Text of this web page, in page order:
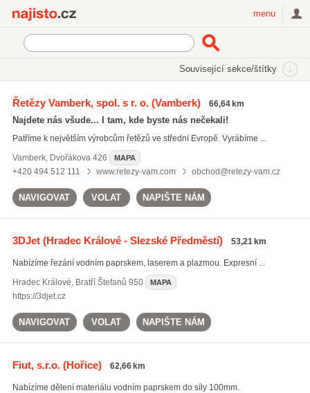
menu
Související sekce/štítky
Najisto.cz
dělení kovových materiálů(64)
řezání plazmou(37)
Všechny související štítky
Řetězy Vamberk, spol. s r. o.(Vamberk) 66,64 km
Najdete nás všude... I tam, kde byste nás nečekali!
Patříme k největším výrobcům řetězů ve střední Evropě. Vyrábíme ...
Vamberk, Dvořákova 426 MAPA
+420 494 512 111 www.retezy-vam.com obchod@retezy-vam.cz
NAVIGOVAT VOLAT NAPIŠTE NÁM
3DJet(Hradec Králové - Slezské Předměstí) 53,21 km
Nabízíme řezání vodním paprskem, laserem a plazmou. Expresní ...
Hradec Králové, Bratří Štefanů 950 MAPA
https://3djet.cz
NAVIGOVAT VOLAT NAPIŠTE NÁM
Fiut, s.r.o.(Hořice) 62,66 km
Nabízíme dělení materiálu vodním paprskem do síly 100mm.